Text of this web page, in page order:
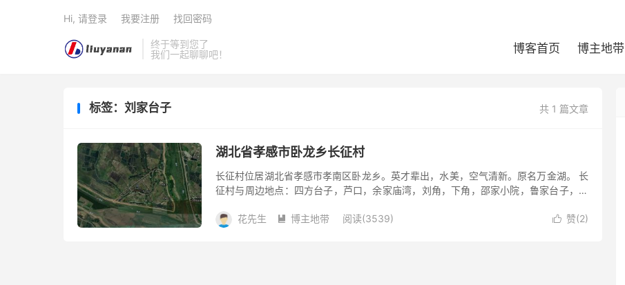
终于等到您了
我们一起聊聊吧！
博客首页 博主地带
Hi, 请登录 我要注册 找回密码
共 1 篇文章
标签：刘家台子
湖北省孝感市卧龙乡长征村
长征村位居湖北省孝感市孝南区卧龙乡。英才辈出，水美，空气清新。原名万金湖。 长
征村与周边地点：四方台子，芦口，余家庙湾，刘角，下角，邵家小院，鲁家台子，杨
 赞(2)
花先生  博主地带 阅读(3539)